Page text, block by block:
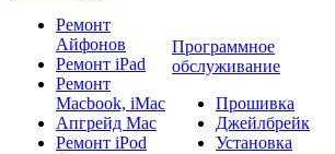
Ремонт
Айфонов
Ремонт iPad
Ремонт
Macbook, iMac
Апгрейд Mac
Ремонт iPod
Программное
обслуживание
Прошивка
Джейлбрейк
Установка